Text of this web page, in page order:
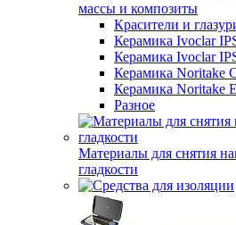
массы и композиты
Красители и
Керамика Ivoclar
Керамика Ivoclar
Керамика Noritake
Керамика Noritake
Разное
Материалы для снятия
гладкости